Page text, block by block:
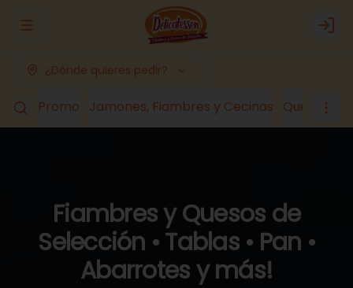
Abrir menu de navegación Login
¿Dónde quieres pedir?
Promo Jamones, Fiambres y Cecinas Quesos
Fiambres y Quesos de
Selección • Tablas • Pan •
Abarrotes y más!